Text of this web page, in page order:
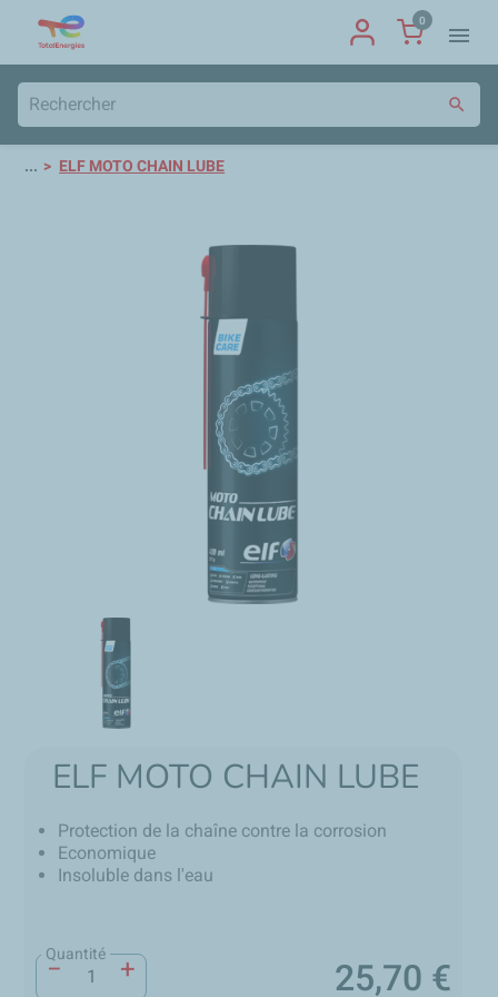
0
menu
search
... ELF MOTO CHAIN LUBE
ELF MOTO CHAIN LUBE
Protection de la chaîne contre la corrosion
Economique
Insoluble dans l'eau
Quantité
− + Prix
25,70 €